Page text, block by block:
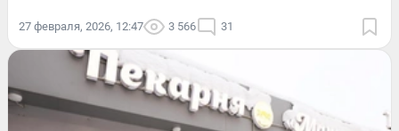
27 февраля, 2026, 12:47 3 566 31